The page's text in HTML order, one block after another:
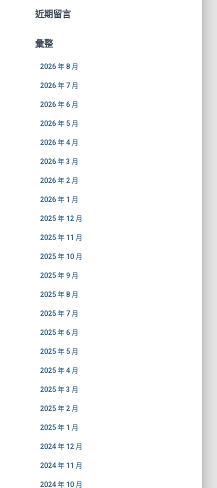
近期留言
彙整
2026 年 8 月
2026 年 7 月
2026 年 6 月
2026 年 5 月
2026 年 4 月
2026 年 3 月
2026 年 2 月
2026 年 1 月
2025 年 12 月
2025 年 11 月
2025 年 10 月
2025 年 9 月
2025 年 8 月
2025 年 7 月
2025 年 6 月
2025 年 5 月
2025 年 4 月
2025 年 3 月
2025 年 2 月
2025 年 1 月
2024 年 12 月
2024 年 11 月
2024 年 10 月